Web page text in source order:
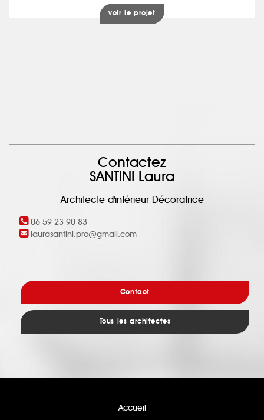
voir le projet
Contactez
SANTINI Laura
Architecte d'intérieur Décoratrice
06 59 23 90 83
laurasantini.pro@gmail.com
Contact
Tous les architectes
Accueil